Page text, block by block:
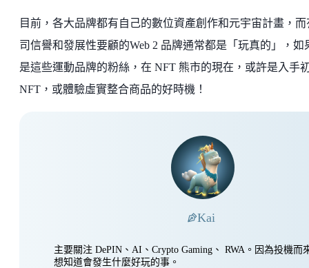
目前，各大品牌都有自己的數位資產創作和元宇宙計畫，而
司信譽和發展性要顧的Web 2 品牌通常都是「玩真的」，如
是這些運動品牌的粉絲，在 NFT 熊市的現在，或許是入手
NFT，或體驗虛實整合商品的好時機！
Kai
主要關注 DePIN、AI、Crypto Gaming、 RWA。因為投機而
想知道會發生什麼好玩的事。